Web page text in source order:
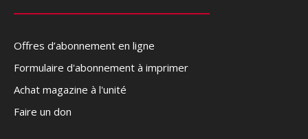
Offres d’abonnement en ligne
Formulaire d'abonnement à imprimer
Achat magazine à l'unité
Faire un don